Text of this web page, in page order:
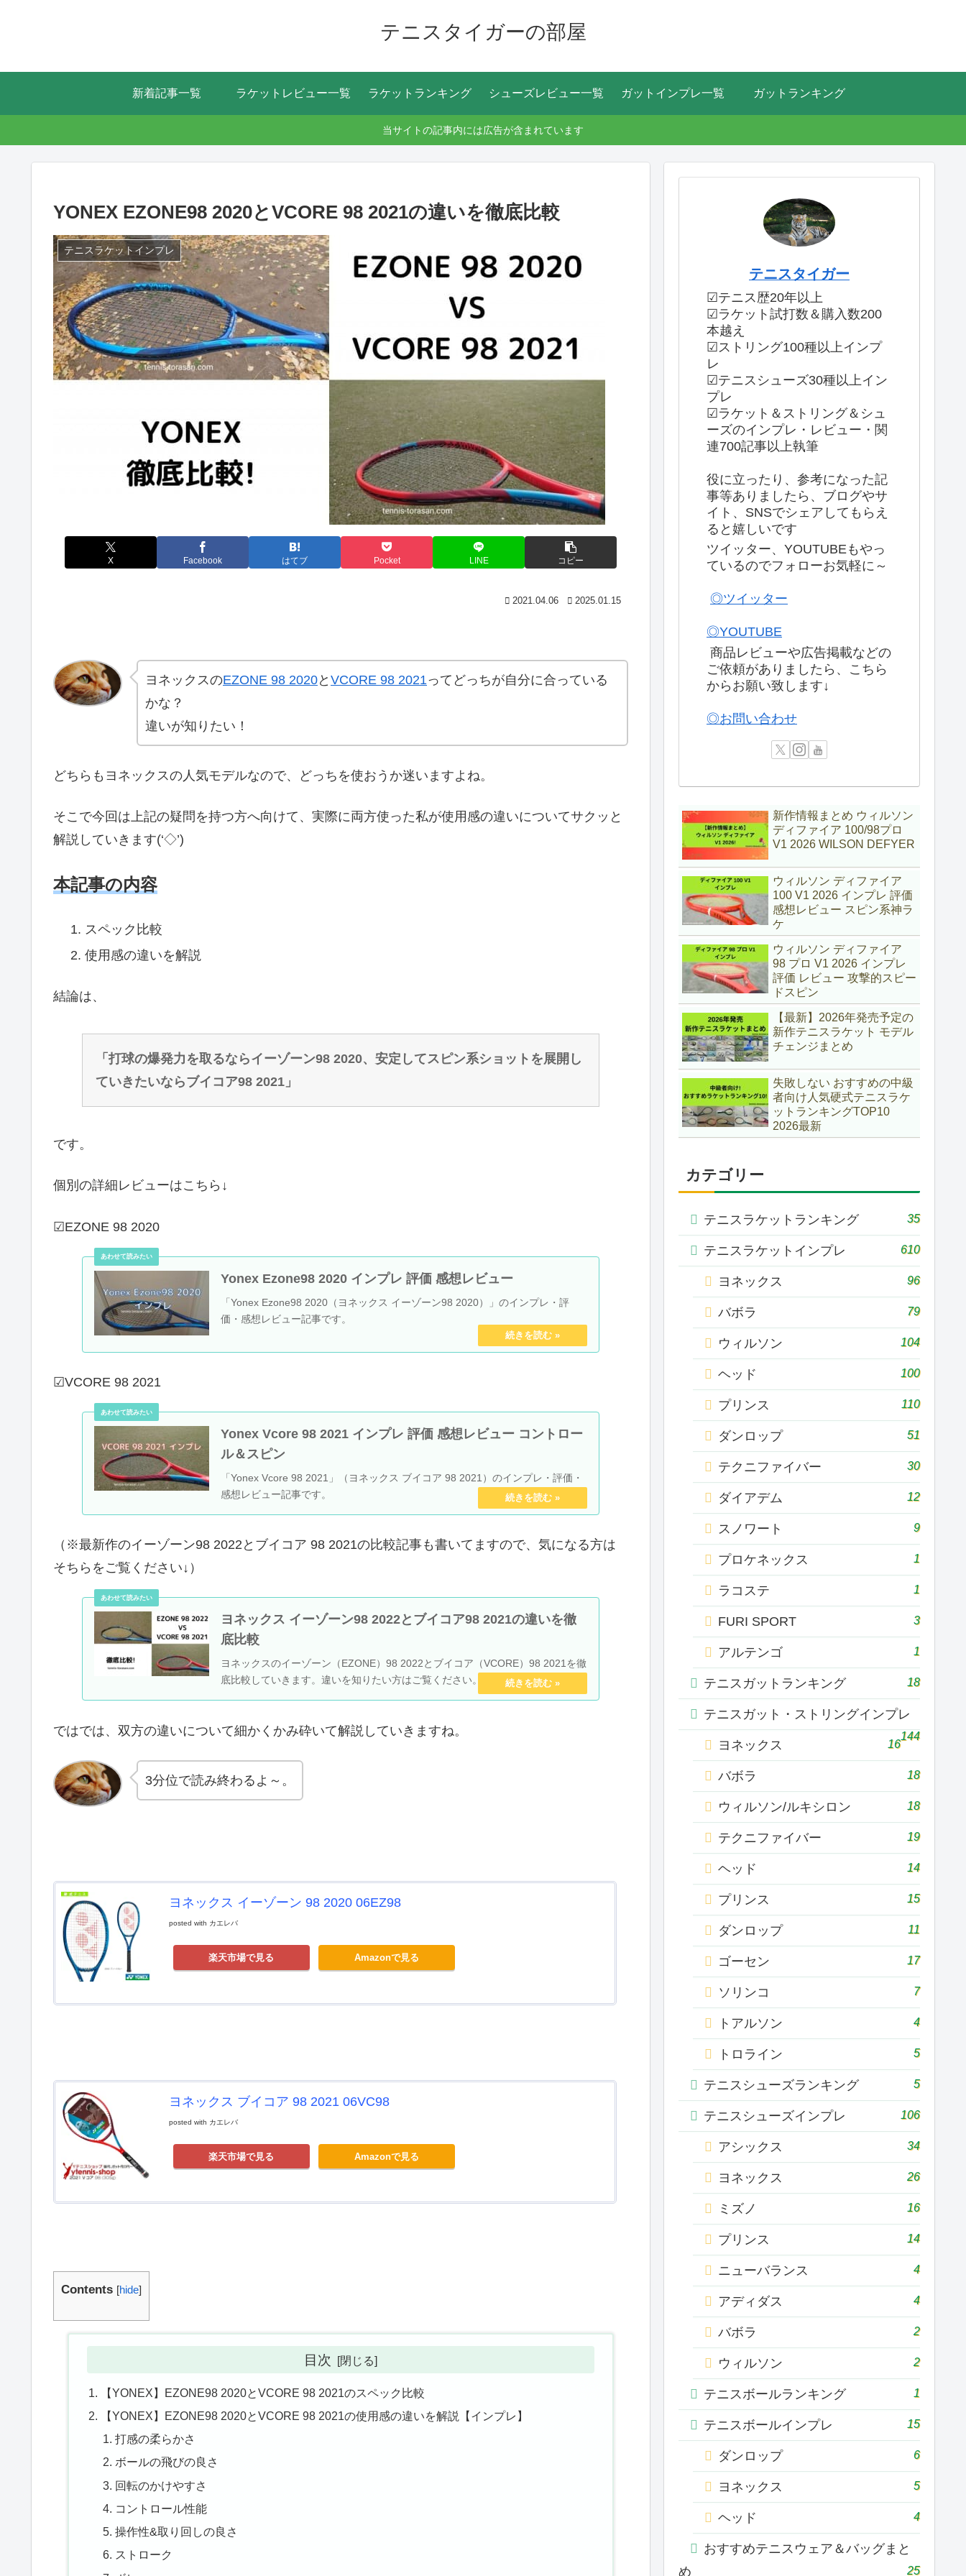
テニスタイガーの部屋
新着記事一覧 ラケットレビュー一覧 ラケットランキング シューズレビュー一覧 ガットインプレ一覧 ガットランキング
当サイトの記事内には広告が含まれています
YONEX EZONE98 2020とVCORE 98 2021の違いを徹底比較
テニスラケットインプレ
X Facebook はてブ Pocket LINE コピー
2021.04.06 2025.01.15
ヨネックスのEZONE 98 2020と VCORE 98 2021ってどっちが自分に合っている
かな？
違いが知りたい！
どちらもヨネックスの人気モデルなので、どっちを使おうか迷いますよね。
そこで今回は上記の疑問を持つ方へ向けて、実際に両方使った私が使用感の違いについてサクッと
解説していきます(‘◇’)ゞ
本記事の内容
スペック比較
使用感の違いを解説
結論は、
「打球の爆発力を取るならイーゾーン98 2020、安定してスピン系ショットを展開し
ていきたいならブイコア98 2021」
です。
個別の詳細レビューはこちら↓
☑EZONE 98 2020
Yonex Ezone98 2020 インプレ 評価 感想レビュー
「Yonex Ezone98 2020（ヨネックス イーゾーン98 2020）」のインプレ・評
価・感想レビュー記事です。
☑VCORE 98 2021
Yonex Vcore 98 2021 インプレ 評価 感想レビュー コントロー
ル＆スピン
「Yonex Vcore 98 2021」（ヨネックス ブイコア 98 2021）のインプレ・評価・
感想レビュー記事です。
（※最新作のイーゾーン98 2022とブイコア 98 2021の比較記事も書いてますので、気になる方は
そちらをご覧ください↓）
ヨネックス イーゾーン98 2022とブイコア98 2021の違いを徹
底比較
ヨネックスのイーゾーン（EZONE）98 2022とブイコア（VCORE）98 2021を徹
底比較していきます。違いを知りたい方はご覧ください。
ではでは、双方の違いについて細かくかみ砕いて解説していきますね。
3分位で読み終わるよ～。
ヨネックス イーゾーン 98 2020 06EZ98
posted with カエレバ
楽天市場で見る Amazonで見る
ヨネックス ブイコア 98 2021 06VC98
posted with カエレバ
楽天市場で見る Amazonで見る
Contents [hide]
目次
【YONEX】EZONE98 2020とVCORE 98 2021のスペック比較
【YONEX】EZONE98 2020とVCORE 98 2021の使用感の違いを解説【インプレ】
打感の柔らかさ
ボールの飛びの良さ
回転のかけやすさ
コントロール性能
操作性&取り回しの良さ
ストローク
テニスタイガー
☑テニス歴20年以上
☑ラケット試打数＆購入数200
本越え
☑ストリング100種以上インプ
レ
☑テニスシューズ30種以上イン
プレ
☑ラケット＆ストリング＆シュ
ーズのインプレ・レビュー・関
連700記事以上執筆
役に立ったり、参考になった記
事等ありましたら、ブログやサ
イト、SNSでシェアしてもらえ
ると嬉しいです
ツイッター、YOUTUBEもやっ
ているのでフォローお気軽に～
◎ツイッター
◎YOUTUBE
商品レビューや広告掲載などの
ご依頼がありましたら、こちら
からお願い致します↓
◎お問い合わせ
新作情報まとめ ウィルソン
ディファイア 100/98プロ
V1 2026 WILSON DEFYER
ウィルソン ディファイア
100 V1 2026 インプレ 評価
感想レビュー スピン系神ラ
ケ
ウィルソン ディファイア
98 プロ V1 2026 インプレ
評価 レビュー 攻撃的スピー
ドスピン
【最新】2026年発売予定の
新作テニスラケット モデル
チェンジまとめ
失敗しない おすすめの中級
者向け人気硬式テニスラケ
ットランキングTOP10
2026最新
カテゴリー
テニスラケットランキング 35
テニスラケットインプレ 610
ヨネックス 96
バボラ 79
ウィルソン 104
ヘッド 100
プリンス 110
ダンロップ 51
テクニファイバー 30
ダイアデム 12
スノワート 9
プロケネックス 1
ラコステ 1
FURI SPORT 3
アルテンゴ 1
テニスガットランキング 18
テニスガット・ストリングインプレ
144
ヨネックス 16
バボラ 18
ウィルソン/ルキシロン 18
テクニファイバー 19
ヘッド 14
プリンス 15
ダンロップ 11
ゴーセン 17
ソリンコ 7
トアルソン 4
トロライン 5
テニスシューズランキング 5
テニスシューズインプレ 106
アシックス 34
ヨネックス 26
ミズノ 16
プリンス 14
ニューバランス 4
アディダス 4
バボラ 2
ウィルソン 2
テニスボールランキング 1
テニスボールインプレ 15
ダンロップ 6
ヨネックス 5
ヘッド 4
おすすめテニスウェア＆バッグまと
め
25